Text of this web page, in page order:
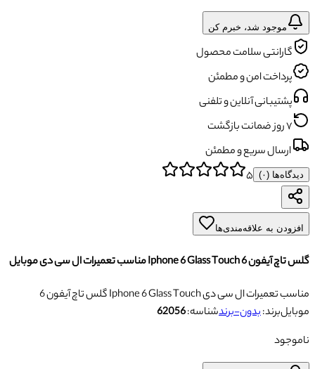
موجود شد، خبرم کن
گارانتی سلامت محصول
پرداخت امن و مطمئن
پشتیبانی آنلاین و تلفنی
۷ روز ضمانت بازگشت
ارسال سریع و مطمئن
دیدگاه‌ها (۰) ۵
افزودن به علاقه‌مندی‌ها
گلس تاچ آیفون 6 Iphone 6 Glass Touch مناسب تعمیرات ال سی دی موبایل
گلس تاچ آیفون 6 Iphone 6 Glass Touch مناسب تعمیرات ال سی دی
موبایلبرند:بدون-برندشناسه:62056
ناموجود